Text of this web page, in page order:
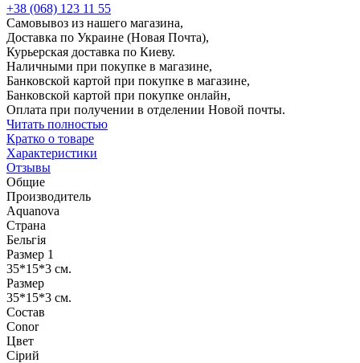
+38 (068) 123 11 55
Самовывоз из нашего магазина,
Доставка по Украине (Новая Почта),
Курьерская доставка по Киеву.
Наличными при покупке в магазине,
Банковской картой при покупке в магазине,
Банковской картой при покупке онлайн,
Оплата при получении в отделении Новой почты.
Читать полностью
Кратко о товаре
Характеристики
Отзывы
Общие
Производитель
Aquanova
Страна
Бельгія
Размер 1
35*15*3 см.
Размер
35*15*3 см.
Состав
Conor
Цвет
Сірий